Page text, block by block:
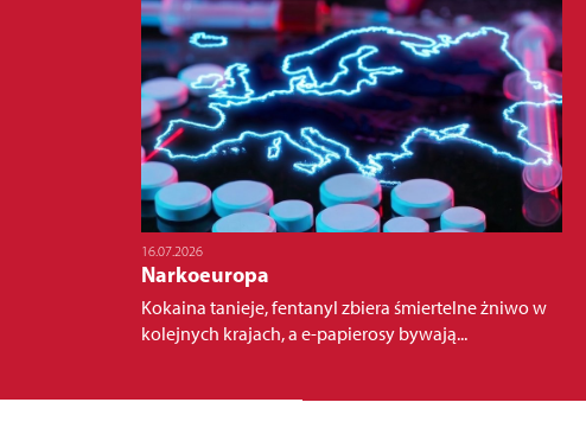
16.07.2026
Narkoeuropa
Kokaina tanieje, fentanyl zbiera śmiertelne żniwo w
kolejnych krajach, a e-papierosy bywają...